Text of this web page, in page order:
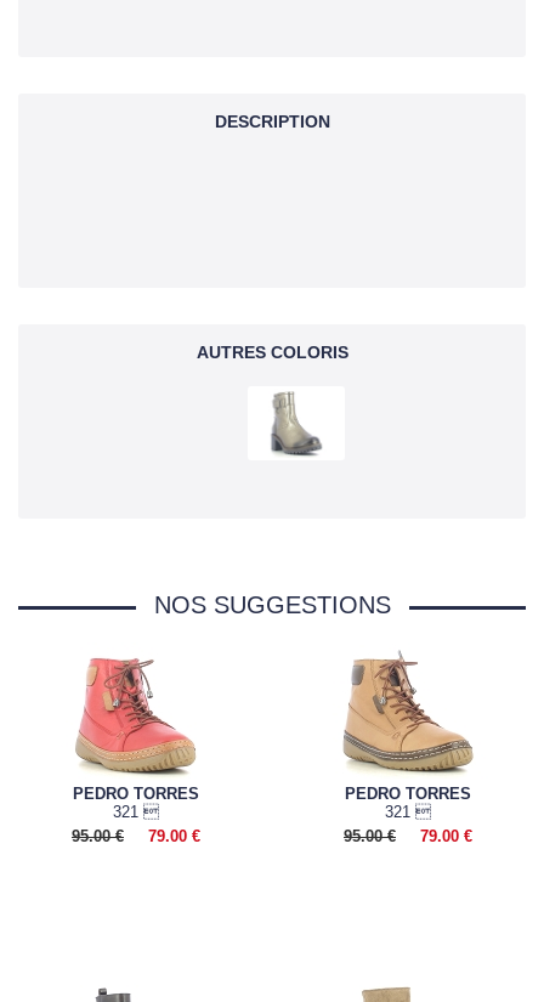
DESCRIPTION
AUTRES COLORIS
NOS SUGGESTIONS
PEDRO TORRES
321 
95.00 €
79.00 €
PEDRO TORRES
321 
95.00 €
79.00 €